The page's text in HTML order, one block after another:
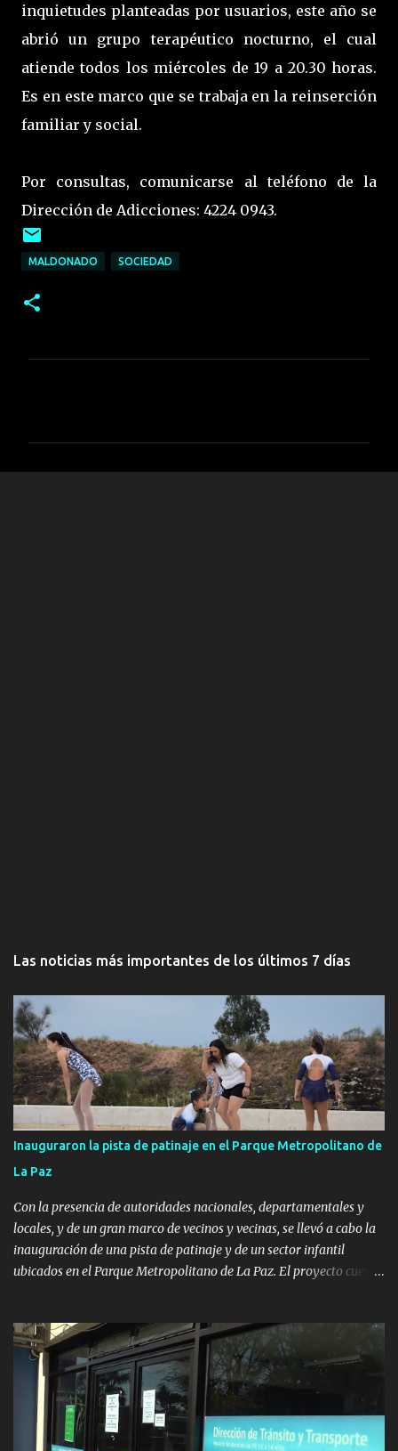
inquietudes planteadas por usuarios, este año se
abrió un grupo terapéutico nocturno, el cual
atiende todos los miércoles de 19 a 20.30 horas.
Es en este marco que se trabaja en la reinserción
familiar y social.
Por consultas, comunicarse al teléfono de la
Dirección de Adicciones: 4224 0943.
MALDONADO SOCIEDAD
Las noticias más importantes de los últimos 7 días
Inauguraron la pista de patinaje en el Parque Metropolitano de
La Paz
Con la presencia de autoridades nacionales, departamentales y
locales, y de un gran marco de vecinos y vecinas, se llevó a cabo la
inauguración de una pista de patinaje y de un sector infantil
ubicados en el Parque Metropolitano de La Paz. El proyecto cuenta
Pública de OPP, así como aportes del Gobierno de Canelones y del
Ministerio de Transporte y Obras Públicas. La nueva
infraestructura deportiva consiste en una plataforma de 35 m por
20 m con banco de hormigón sobre sus laterales. Su destino será
polifuncional, permitiendo la práctica de patín, hockey, gimnasia y
la realización de eventos culturales. Próximo a la pista, se